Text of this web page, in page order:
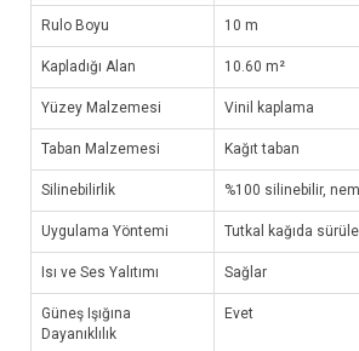
Rulo Boyu 10 m
Kapladığı Alan 10.60 m²
Yüzey Malzemesi Vinil kaplama
Taban Malzemesi Kağıt taban
Silinebilirlik %100 silinebilir,
Uygulama Yöntemi Tutkal kağıda
Isı ve Ses Yalıtımı Sağlar
Güneş Işığına
Dayanıklılık
Evet